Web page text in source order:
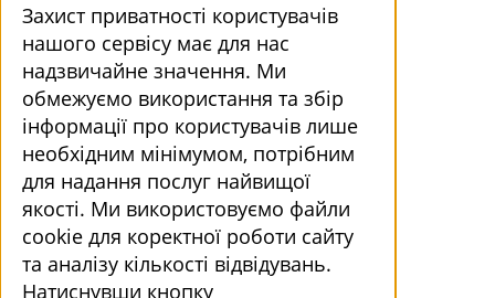
Захист приватності користувачів
нашого сервісу має для нас
надзвичайне значення. Ми
обмежуємо використання та збір
інформації про користувачів лише
необхідним мінімумом, потрібним
для надання послуг найвищої
якості. Ми використовуємо файли
cookie для коректної роботи сайту
та аналізу кількості відвідувань.
Натиснувши кнопку